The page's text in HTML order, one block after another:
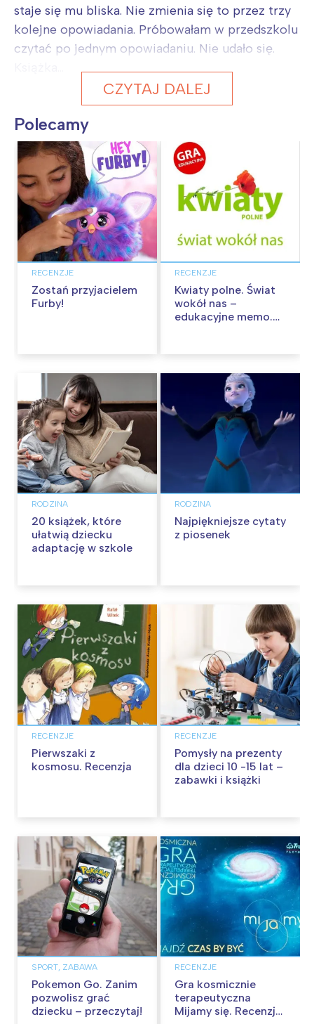
staje się mu bliska. Nie zmienia się to przez trzy
kolejne opowiadania. Próbowałam w przedszkolu
czytać po jednym opowiadaniu. Nie udało się.
CZYTAJ DALEJ
Polecamy
RECENZJE
Zostań przyjacielem
Furby!
RECENZJE
Kwiaty polne. Świat
wokół nas –
edukacyjne memo.
RODZINA
20 książek, które
ułatwią dziecku
adaptację w szkole
RODZINA
Najpiękniejsze cytaty
z piosenek
RECENZJE
Pierwszaki z
kosmosu. Recenzja
RECENZJE
Pomysły na prezenty
dla dzieci 10 -15 lat –
zabawki i książki
SPORT, ZABAWA
Pokemon Go. Zanim
pozwolisz grać
dziecku – przeczytaj!
RECENZJE
Gra kosmicznie
terapeutyczna
Mijamy się. Recenzja